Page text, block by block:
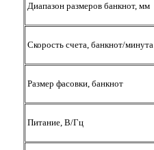
Диапазон размеров банкнот, мм
Скорость счета, банкнот/минута
Размер фасовки, банкнот
Питание, В/Гц